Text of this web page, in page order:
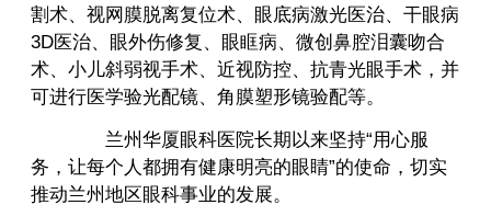
割术、视网膜脱离复位术、眼底病激光医治、干眼病
3D医治、眼外伤修复、眼眶病、微创鼻腔泪囊吻合
术、小儿斜弱视手术、近视防控、抗青光眼手术，并
可进行医学验光配镜、角膜塑形镜验配等。
兰州华厦眼科医院长期以来坚持“用心服
务，让每个人都拥有健康明亮的眼睛”的使命，切实
推动兰州地区眼科事业的发展。